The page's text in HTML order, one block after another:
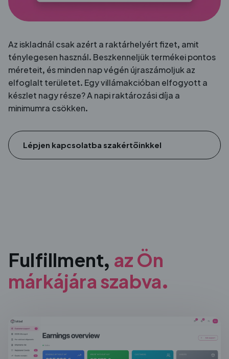
Az iskladnál csak azért a raktárhelyért fizet, amit
ténylegesen használ. Beszkenneljük termékei pontos
méreteit, és minden nap végén újraszámoljuk az
elfoglalt területet. Egy villámakcióban elfogyott a
készlet nagy része? A napi raktározási díja a
minimumra csökken.
Lépjen kapcsolatba szakértőinkkel
Fulfillment, az Ön
márkájára szabva.